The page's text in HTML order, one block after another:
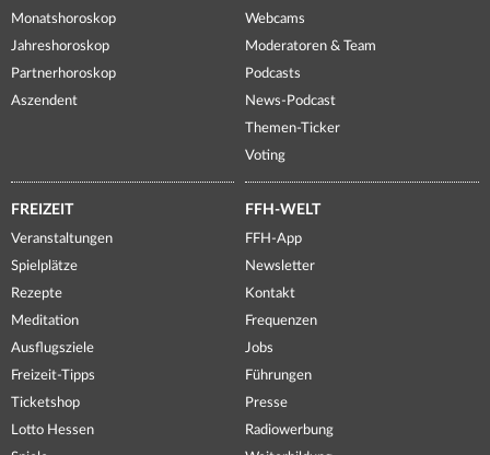
Monatshoroskop
Jahreshoroskop
Partnerhoroskop
Aszendent
Webcams
Moderatoren & Team
Podcasts
News-Podcast
Themen-Ticker
Voting
FREIZEIT
Veranstaltungen
Spielplätze
Rezepte
Meditation
Ausflugsziele
Freizeit-Tipps
Ticketshop
Lotto Hessen
FFH-WELT
FFH-App
Newsletter
Kontakt
Frequenzen
Jobs
Führungen
Presse
Radiowerbung